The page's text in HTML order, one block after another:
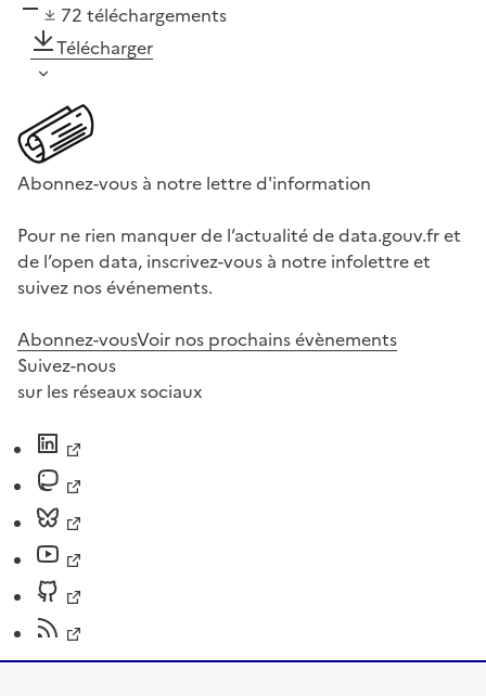
72 téléchargements
Télécharger
Abonnez-vous à notre lettre d'information
Pour ne rien manquer de l’actualité de data.gouv.fr et
de l’open data, inscrivez-vous à notre infolettre et
suivez nos événements.
Abonnez-vousVoir nos prochains évènements
Suivez-nous
sur les réseaux sociaux